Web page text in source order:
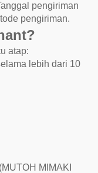
pengiriman
pengiriman.
atap:
lebih dari 10
MIMAKI